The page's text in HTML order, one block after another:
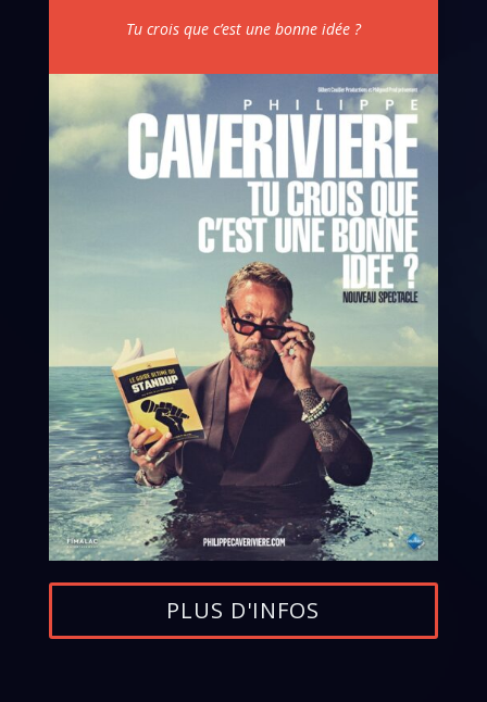
Tu crois que c’est une bonne idée ?
PLUS D'INFOS